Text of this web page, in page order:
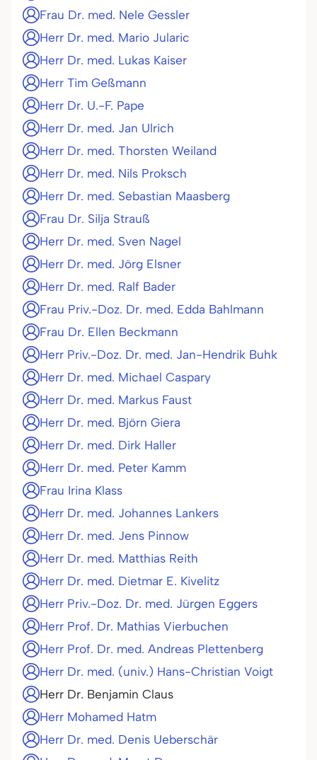
Frau Dr. med. Nele Gessler
Herr Dr. med. Mario Jularic
Herr Dr. med. Lukas Kaiser
Herr Tim Geßmann
Herr Dr. U.-F. Pape
Herr Dr. med. Jan Ulrich
Herr Dr. med. Thorsten Weiland
Herr Dr. med. Nils Proksch
Herr Dr. med. Sebastian Maasberg
Frau Dr. Silja Strauß
Herr Dr. med. Sven Nagel
Herr Dr. med. Jörg Elsner
Herr Dr. med. Ralf Bader
Frau Priv.-Doz. Dr. med. Edda Bahlmann
Frau Dr. Ellen Beckmann
Herr Priv.-Doz. Dr. med. Jan-Hendrik Buhk
Herr Dr. med. Michael Caspary
Herr Dr. med. Markus Faust
Herr Dr. med. Björn Giera
Herr Dr. med. Dirk Haller
Herr Dr. med. Peter Kamm
Frau Irina Klass
Herr Dr. med. Johannes Lankers
Herr Dr. med. Jens Pinnow
Herr Dr. med. Matthias Reith
Herr Dr. med. Dietmar E. Kivelitz
Herr Priv.-Doz. Dr. med. Jürgen Eggers
Herr Prof. Dr. Mathias Vierbuchen
Herr Prof. Dr. med. Andreas Plettenberg
Herr Dr. med. (univ.) Hans-Christian Voigt
Herr Dr. Benjamin Claus
Herr Mohamed Hatm
Herr Dr. med. Denis Ueberschär